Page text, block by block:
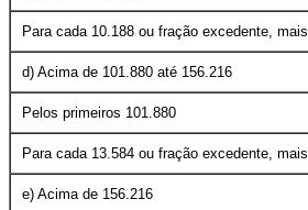
Para cada 10.188 ou fração excedente, mais
d) Acima de 101.880 até 156.216
Pelos primeiros 101.880
Para cada 13.584 ou fração excedente, mais
e) Acima de 156.216